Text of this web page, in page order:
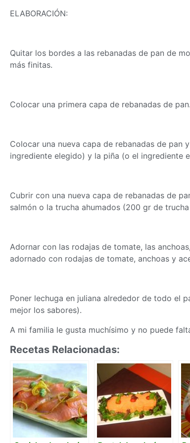
ELABORACIÓN:
Quitar los bordes a las rebanadas de pan de
más finitas.
Colocar una primera capa de rebanadas de
Colocar una nueva capa de rebanadas de
ingrediente elegido) y la piña (o el ingrediente
Cubrir con una nueva capa de rebanadas de
salmón o la trucha ahumados (200 gr de
Adornar con las rodajas de tomate, las
adornado con rodajas de tomate, anchoas y
Poner lechuga en juliana alrededor de todo el
mejor los sabores).
A mi familia le gusta muchísimo y no puede
Recetas Relacionadas: